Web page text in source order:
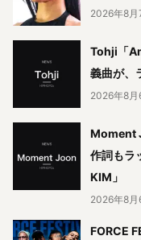
2026年8月
Tohji「
義曲が、
2026年8月
Moment
作詞もラ
KIM」
2026年8月
FORCE